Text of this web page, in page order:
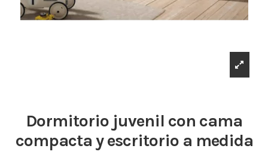
Dormitorio juvenil con cama
compacta y escritorio a medida